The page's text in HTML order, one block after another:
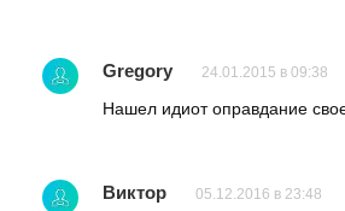
Gregory 24.01.2015 в 09:38
Нашел идиот оправдание
Виктор 05.12.2016 в 23:48